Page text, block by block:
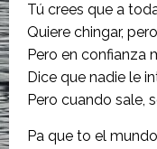
Tú crees que a
Quiere chingar,
Pero en confianza
Dice que nadie le
Pero cuando sale,
Pa que to el